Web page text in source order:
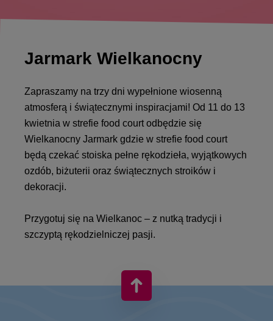
Jarmark Wielkanocny
Zapraszamy na trzy dni wypełnione wiosenną
atmosferą i świątecznymi inspiracjami! Od 11 do 13
kwietnia w strefie food court odbędzie się
Wielkanocny Jarmark gdzie w strefie food court
będą czekać stoiska pełne rękodzieła, wyjątkowych
ozdób, biżuterii oraz świątecznych stroików i
dekoracji.
Przygotuj się na Wielkanoc – z nutką tradycji i
szczyptą rękodzielniczej pasji.